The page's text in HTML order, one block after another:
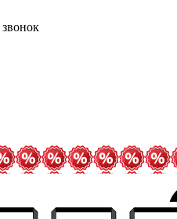
звонок